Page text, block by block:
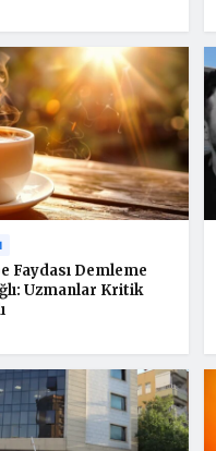
Faydası Demleme
Uzmanlar Kritik